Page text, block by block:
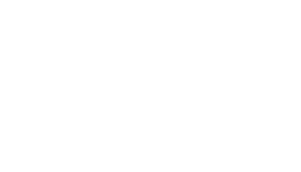
nuestra caseta de ventas en la Calle Francisco Seguin
Las Gardenias, en el Distrito de Santiago de Surco (Altura
la Av. Velazco Astete), todos los días de 9:00 am a 06:00 pm